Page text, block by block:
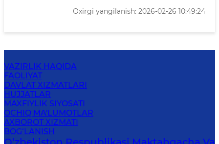
Oxirgi yangilanish: 2026-02-26 10:49:24
VAZIRLIK HAQIDA
FAOLIYAT
DAVLAT XIZMATLARI
HUJJATLAR
MAXFIYLIK SIYOSATI
OCHIQ MA'LUMOTLAR
AXBOROT XIZMATI
BOG‘LANISH